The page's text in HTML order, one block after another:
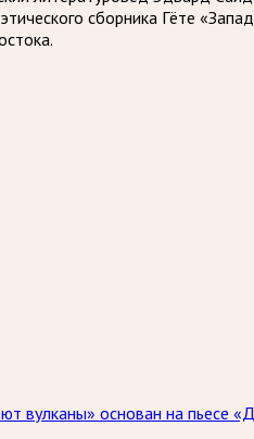
сборника Гёте
вулканы» основан на пьесе